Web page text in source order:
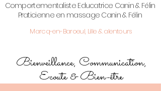
Comportementaliste Educatrice Canin & Félin
Praticienne en massage Canin & Félin
Bienveillance, Communication,
Ecoute & Bien-être
Marcq-en-Baroeul, Lille & alentours